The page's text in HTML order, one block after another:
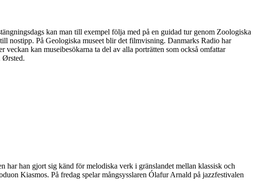
kan man till exempel följa med på en guidad tur genom Zoologiska
nostipp. På Geologiska museet blir det filmvisning. Danmarks Radio har
kan museibesökarna ta del av alla porträtten som också omfattar
Ørsted.
har han gjort sig känd för melodiska verk i gränslandet mellan klassisk och
Kiasmos. På fredag spelar mångsysslaren Ólafur Arnald på jazzfestivalen